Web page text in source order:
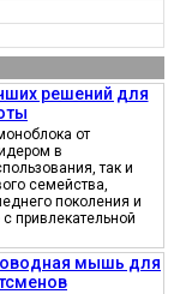
решений для
от
в
так и
семейства,
поколения и
привлекательной
мышь для